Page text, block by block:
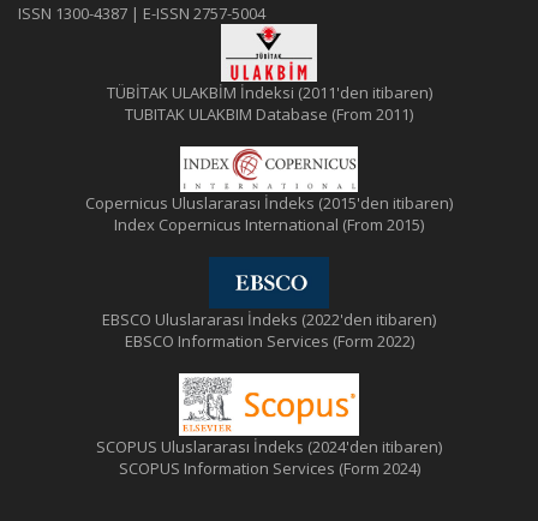
ISSN 1300-4387 | E-ISSN 2757-5004
TÜBİTAK ULAKBİM İndeksi (2011'den itibaren)
TUBITAK ULAKBIM Database (From 2011)
Copernicus Uluslararası İndeks (2015'den itibaren)
Index Copernicus International (From 2015)
EBSCO Uluslararası İndeks (2022'den itibaren)
EBSCO Information Services (Form 2022)
SCOPUS Uluslararası İndeks (2024'den itibaren)
SCOPUS Information Services (Form 2024)